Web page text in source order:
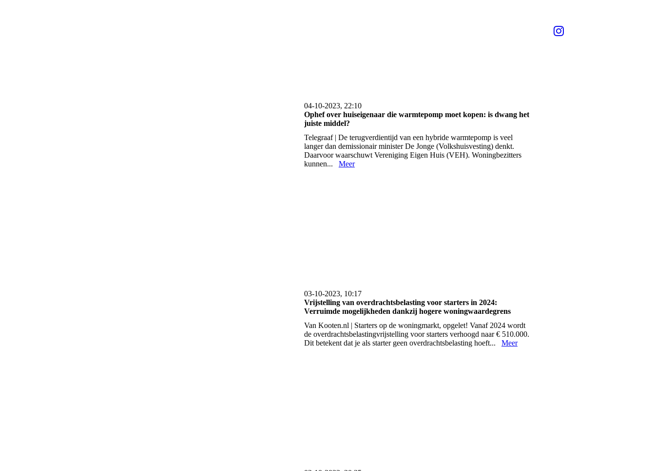
04-10-2023, 22:10
Ophef over huiseigenaar die warmtepomp moet kopen: is dwang het
juiste middel?
Telegraaf | De terugverdientijd van een hybride warmtepomp is veel
langer dan demissionair minister De Jonge (Volkshuisvesting) denkt.
Daarvoor waarschuwt Vereniging Eigen Huis (VEH). Woningbezitters
kunnen... Meer
03-10-2023, 10:17
Vrijstelling van overdrachtsbelasting voor starters in 2024:
Verruimde mogelijkheden dankzij hogere woningwaardegrens
Van Kooten.nl | Starters op de woningmarkt, opgelet! Vanaf 2024 wordt
de overdrachtsbelastingvrijstelling voor starters verhoogd naar € 510.000.
Dit betekent dat je als starter geen overdrachtsbelasting hoeft... Meer